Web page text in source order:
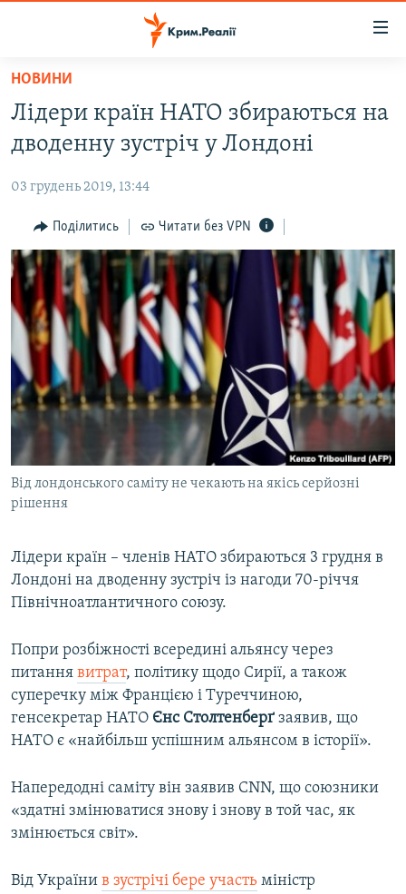
Перейти
основного
матеріалу
до
навігації
Перейти
до
пошуку
ВОДА.КРИМ
ВІДЕО ТА ФОТО
ПОЛІТИКА
БЛОГИ
ПОГЛЯД
ІНТЕРВ'Ю
ВСЕ ЗА ДЕНЬ
СПЕЦПРОЕКТИ
ДЕПОРТАЦІЯ
ВІДЕОУРОКИ «ELIFBE»
СВІДЧЕННЯ ОКУПАЦІЇ
УКРАЇНСЬКА ПРОБЛЕМА КРИМУ
ЯК ОБІЙТИ БЛОКУВАННЯ
Русский
Qırımtatar
Усі сайти RFE/RL
НОВИНИ
Лідери країн НАТО збираються на
дводенну зустріч у Лондоні
03 грудень 2019, 13:44
Поділитись Читати без VPN
Від лондонського саміту не чекають на якісь серйозні
рішення
Лідери країн – членів НАТО збираються 3 грудня в
Лондоні на дводенну зустріч із нагоди 70-річчя
Північноатлантичного союзу.
Попри розбіжності всередині альянсу через
питання витрат, політику щодо Сирії, а також
суперечку між Францією і Туреччиною,
генсекретар НАТО Єнс Столтенберґ заявив, що
НАТО є «найбільш успішним альянсом в історії».
Напередодні саміту він заявив CNN, що союзники
«здатні змінюватися знову і знову в той час, як
змінюється світ».
Від України в зустрічі бере участь міністр